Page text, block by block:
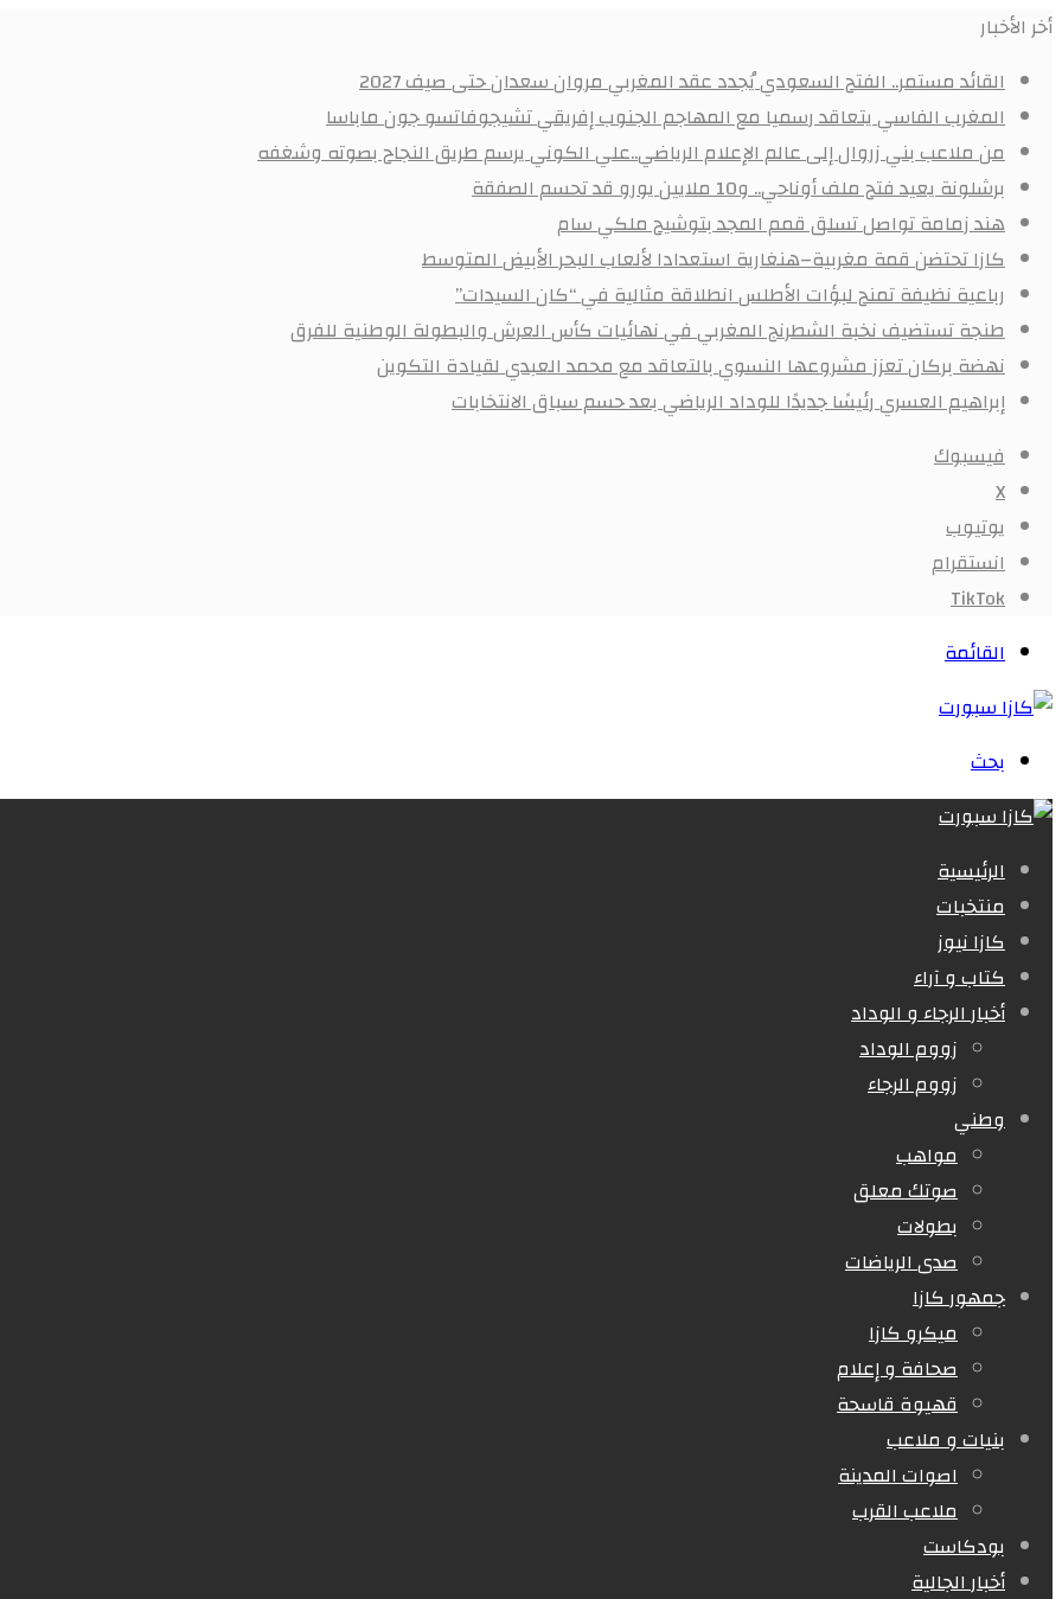
أخر الأخبار
القائد مستمر.. الفتح السعودي يُجدد عقد المغربي مروان سعدان حتى صيف 2027
المغرب الفاسي يتعاقد رسميا مع المهاجم الجنوب إفريقي تشيجوفاتسو جون ماباسا
من ملاعب بني زروال إلى عالم الإعلام الرياضي..علي الكوني يرسم طريق النجاح بصوته وشغفه
برشلونة يعيد فتح ملف أوناحي.. و10 ملايين يورو قد تحسم الصفقة
هند زمامة تواصل تسلق قمم المجد بتوشيح ملكي سام
كازا تحتضن قمة مغربية–هنغارية استعدادا لألعاب البحر الأبيض المتوسط
رباعية نظيفة تمنح لبؤات الأطلس انطلاقة مثالية في “كان السيدات”
طنجة تستضيف نخبة الشطرنج المغربي في نهائيات كأس العرش والبطولة الوطنية للفرق
نهضة بركان تعزز مشروعها النسوي بالتعاقد مع محمد العبدي لقيادة التكوين
إبراهيم العسري رئيسًا جديدًا للوداد الرياضي بعد حسم سباق الانتخابات
فيسبوك
X
يوتيوب
انستقرام
‫TikTok
القائمة
بحث
الرئيسية
منتخبات
كازا نيوز
كتاب و آراء
أخبار الرجاء و الوداد
زووم الوداد
زووم الرجاء
وطني
مواهب
صوتك معلق
بطولات
صدى الرياضات
جمهور كازا
ميكرو كازا
صحافة و إعلام
قهيوة قاسحة
بنيات و ملاعب
اصوات المدينة
ملاعب القرب
بودكاست
أخبار الجالية